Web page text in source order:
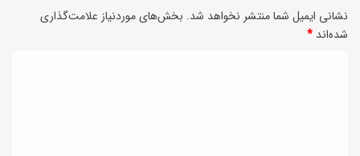
خ
و
نشانی ایمیل شما منتشر نخواهد شد. بخش‌های موردنیاز علامت‌گذاری
شده‌اند *